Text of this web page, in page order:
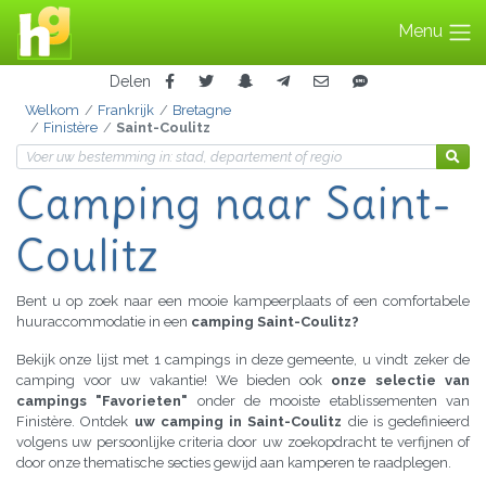
Menu
Delen
Welkom Frankrijk
Bretagne
Finistère
Saint-Coulitz
Camping naar Saint-
Coulitz
Bent u op zoek naar een mooie kampeerplaats of een comfortabele
huuraccommodatie in een camping Saint-Coulitz?
Bekijk onze lijst met 1 campings in deze gemeente, u vindt zeker de
camping voor uw vakantie! We bieden ook onze selectie van
campings "Favorieten" onder de mooiste etablissementen van
Finistère. Ontdek uw camping in Saint-Coulitz die is gedefinieerd
volgens uw persoonlijke criteria door uw zoekopdracht te verfijnen of
door onze thematische secties gewijd aan kamperen te raadplegen.